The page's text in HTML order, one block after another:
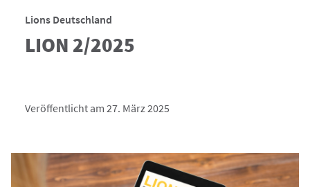
Lions Deutschland
LION 2/2025
Veröffentlicht am 27. März 2025